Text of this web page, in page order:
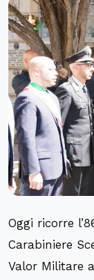
Oggi ricorre
Carabiniere
Valor Militare